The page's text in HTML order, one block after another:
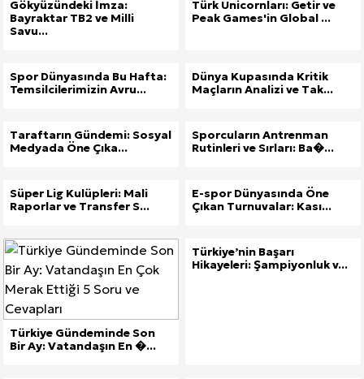
Gökyüzündeki İmza:
Bayraktar TB2 ve Milli
Savu...
Türk Unicornları: Getir ve
Peak Games'in Global ...
Spor Dünyasında Bu Hafta:
Temsilcilerimizin Avru...
Dünya Kupasında Kritik
Maçların Analizi ve Tak...
Taraftarın Gündemi: Sosyal
Medyada Öne Çıka...
Sporcuların Antrenman
Rutinleri ve Sırları: Ba�...
Süper Lig Kulüpleri: Mali
Raporlar ve Transfer S...
E-spor Dünyasında Öne
Çıkan Turnuvalar: Kası...
Türkiye Gündeminde Son
Bir Ay: Vatandaşın En �...
Türkiye’nin Başarı
Hikayeleri: Şampiyonluk v...